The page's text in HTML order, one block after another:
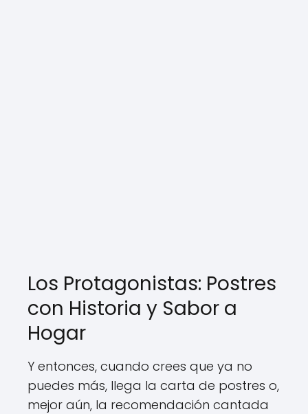
Los Protagonistas: Postres
con Historia y Sabor a
Hogar
Y entonces, cuando crees que ya no
puedes más, llega la carta de postres o,
mejor aún, la recomendación cantada